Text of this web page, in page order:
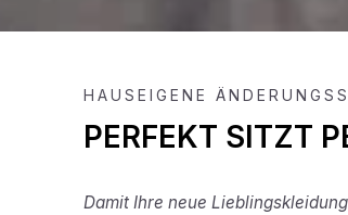
HAUSEIGENE
PERFEKT SITZT
Damit Ihre neue